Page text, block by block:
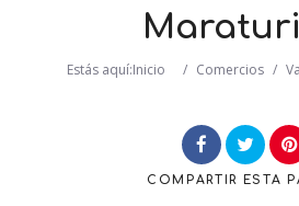
Estás aquí:Inicio / Comercios /
COMPARTIR ESTA